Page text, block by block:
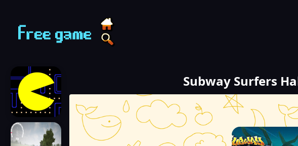
Techvui Play - Chơi game miễn phí
Tìm game
Subway Surfers